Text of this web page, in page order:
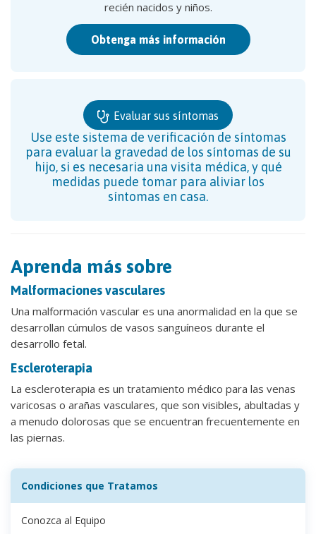
recién nacidos y niños.
Obtenga más información
Evaluar sus síntomas
Use este sistema de verificación de síntomas
para evaluar la gravedad de los síntomas de su
hijo, si es necesaria una visita médica, y qué
medidas puede tomar para aliviar los
síntomas en casa.
Aprenda más sobre
Malformaciones vasculares
Una malformación vascular es una anormalidad en la que se
desarrollan cúmulos de vasos sanguíneos durante el
desarrollo fetal.
Escleroterapia
La escleroterapia es un tratamiento médico para las venas
varicosas o arañas vasculares, que son visibles, abultadas y
a menudo dolorosas que se encuentran frecuentemente en
las piernas.
Condiciones que Tratamos
Conozca al Equipo